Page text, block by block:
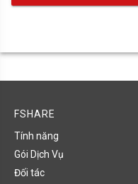
FSHARE
Tính năng
Gói Dịch Vụ
Đối tác